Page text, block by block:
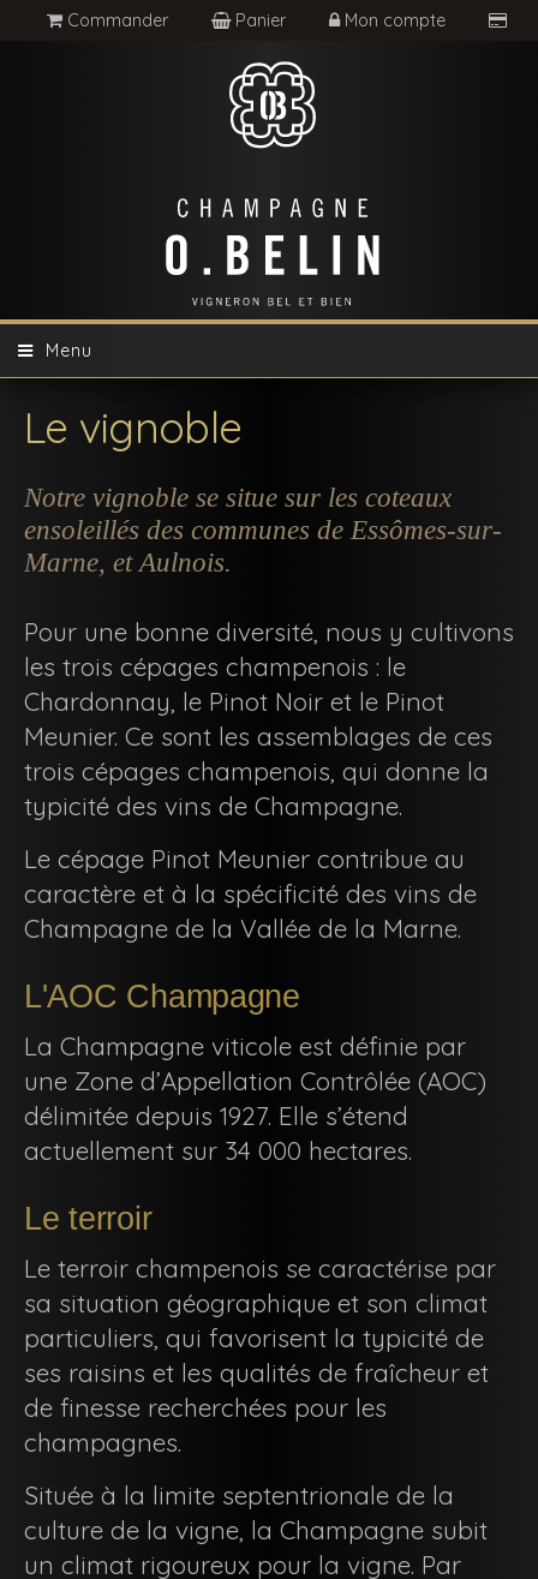
Commander Panier Mon compte
Menu
Le vignoble
Notre vignoble se situe sur les coteaux
ensoleillés des communes de Essômes-sur-
Marne, et Aulnois.
Pour une bonne diversité, nous y cultivons
les trois cépages champenois : le
Chardonnay, le Pinot Noir et le Pinot
Meunier. Ce sont les assemblages de ces
trois cépages champenois, qui donne la
typicité des vins de Champagne.
Le cépage Pinot Meunier contribue au
caractère et à la spécificité des vins de
Champagne de la Vallée de la Marne.
L'AOC Champagne
La Champagne viticole est définie par
une Zone d’Appellation Contrôlée (AOC)
délimitée depuis 1927. Elle s’étend
actuellement sur 34 000 hectares.
Le terroir
Le terroir champenois se caractérise par
sa situation géographique et son climat
particuliers, qui favorisent la typicité de
ses raisins et les qualités de fraîcheur et
de finesse recherchées pour les
champagnes.
Située à la limite septentrionale de la
culture de la vigne, la Champagne subit
un climat rigoureux pour la vigne. Par